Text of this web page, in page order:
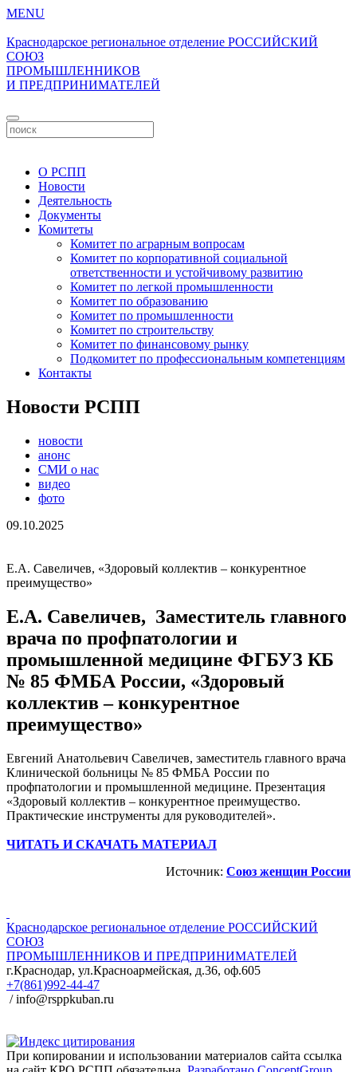
MENU
Краснодарское региональное отделение РОССИЙСКИЙ
СОЮЗ
ПРОМЫШЛЕННИКОВ
И ПРЕДПРИНИМАТЕЛЕЙ
О РСПП
Новости
Деятельность
Документы
Комитеты
Комитет по аграрным вопросам
Комитет по корпоративной социальной
ответственности и устойчивому развитию
Комитет по легкой промышленности
Комитет по образованию
Комитет по промышленности
Комитет по строительству
Комитет по финансовому рынку
Подкомитет по профессиональным компетенциям
Контакты
Новости РСПП
новости
анонс
СМИ о нас
видео
фото
09.10.2025
Е.А. Савеличев, «Здоровый коллектив – конкурентное
преимущество»
Е.А. Савеличев, Заместитель главного
врача по профпатологии и
промышленной медицине ФГБУЗ КБ
№ 85 ФМБА России, «Здоровый
коллектив – конкурентное
преимущество»
Евгений Анатольевич Савеличев, заместитель главного врача
Клинической больницы № 85 ФМБА России по
профпатологии и промышленной медицине. Презентация
«Здоровый коллектив – конкурентное преимущество.
Практические инструменты для руководителей».
ЧИТАТЬ И СКАЧАТЬ МАТЕРИАЛ
Источник: Союз женщин России
Краснодарское региональное отделение РОССИЙСКИЙ
СОЮЗ
ПРОМЫШЛЕННИКОВ И ПРЕДПРИНИМАТЕЛЕЙ
г.Краснодар, ул.Красноармейская, д.36, оф.605
+7(861)992-44-47
/ info@rsppkuban.ru
При копировании и использовании материалов сайта ссылка